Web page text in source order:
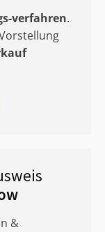
verfahren.
&